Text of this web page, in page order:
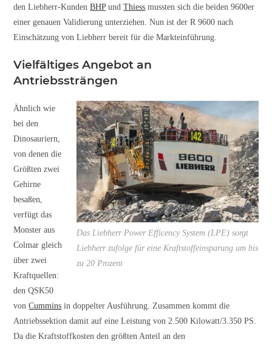
den Liebherr-KundenBHPundThiess mussten sich die beiden 9600er
einer genauen Validierung unterziehen. Nun ist der R 9600 nach
Einschätzung von Liebherr bereit für die Markteinführung.
Vielfältiges Angebot an
Antriebssträngen
Das Liebherr Power Efficency System (LPE) sorgt
Liebherr zufolge für eine Kraftstoffeinsparung um bis
zu 20 Prozent
Ähnlich wie
bei den
Dinosauriern,
von denen die
Größten zwei
Gehirne
besaßen,
verfügt das
Monster aus
Colmar gleich
über zwei
Kraftquellen:
den QSK50
vonCummins in doppelter Ausführung. Zusammen kommt die
Antriebssektion damit auf eine Leistung von 2.500 Kilowatt/3.350 PS.
Da die Kraftstoffkosten den größten Anteil an den